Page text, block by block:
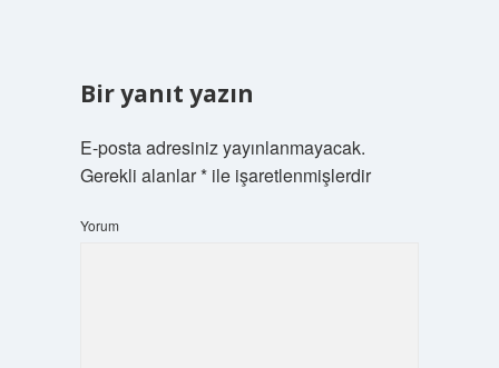
Bir yanıt yazın
E-posta adresiniz yayınlanmayacak.
Gerekli alanlar*ile işaretlenmişlerdir
Yorum